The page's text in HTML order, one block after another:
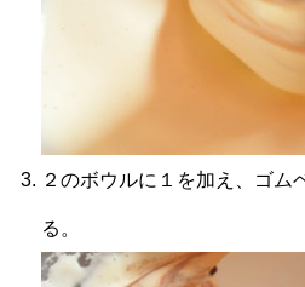
２のボウルに１を加え、ゴム
る。